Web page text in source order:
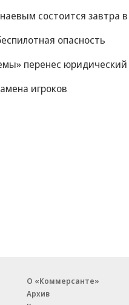
состоится завтра
опасность
перенес
игроков
О «Коммерсанте»
Архив